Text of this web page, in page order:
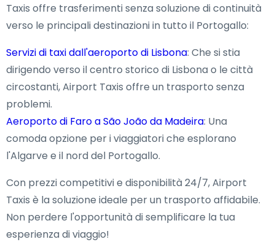
Taxis offre trasferimenti senza soluzione di continuità
verso le principali destinazioni in tutto il Portogallo:
Servizi di taxi dall'aeroporto di Lisbona: Che si stia
dirigendo verso il centro storico di Lisbona o le città
circostanti, Airport Taxis offre un trasporto senza
problemi.
Aeroporto di Faro a São João da Madeira: Una
comoda opzione per i viaggiatori che esplorano
l'Algarve e il nord del Portogallo.
Con prezzi competitivi e disponibilità 24/7, Airport
Taxis è la soluzione ideale per un trasporto affidabile.
Non perdere l'opportunità di semplificare la tua
esperienza di viaggio!